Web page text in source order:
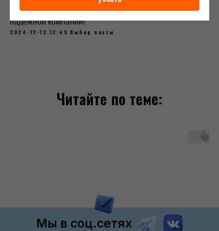
получите возможность достойно зарабатывать в
надежной компании!
2024-12-12 12:45 Выбор вахты
Читайте по теме:
Мы в соц.сетях